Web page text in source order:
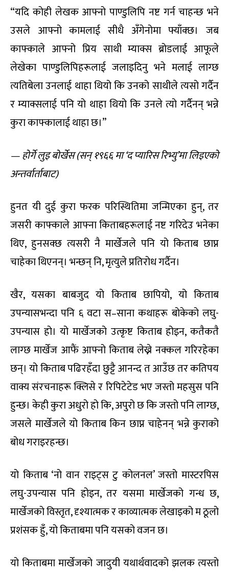
“यदि कोही लेखक आफ्नो पाण्डुलिपि नष्ट गर्न चाहन्छ भने
उसले आफ्नो कामलाई सीधै अँगेनोमा फ्याँक्छ। जब
काफ्काले आफ्नो प्रिय साथी म्याक्स ब्रोडलाई आफूले
लेखेका पाण्डुलिपिहरूलाई जलाइदिनु भने मलाई लाग्छ
त्यतिबेला उनलाई थाहा थियो कि उनको साथीले त्यसो गर्दैन
र म्याक्सलाई पनि यो थाहा थियो कि उनले त्यो गर्दैनन् भन्ने
कुरा काफ्कालाई थाहा छ।”
—होर्गे लुइ बोर्खेस (सन् १९६६ मा ‘द प्यारिस रिभ्यु’मा लिइएको
अन्तर्वार्ताबाट)
हुनत यी दुई कुरा फरक परिस्थितिमा जन्मिएका हुन्, तर
जसरी काफ्काले आफ्ना किताबहरूलाई नष्ट गरिदेउ भनेका
थिए, हुनसक्छ त्यसरी नै मार्खेजले पनि यो किताब छाप्न
चाहेका थिएनन्। भन्छन् नि, मृत्युले प्रतिरोध गर्दैन।
खैर, यसका बाबजुद यो किताब छापियो, यो किताब
उपन्यासभन्दा पनि ६ वटा स–साना कथाहरू बोकेको लघु-
उपन्यास हो। यो मार्खेजको उत्कृष्ट किताब होइन, कतैकतै
लाग्छ मार्खेज आफैं आफ्नो किताब लेख्ने नक्कल गरिरहेका
छन्। यो किताब पढिरहँदा छुट्टै आनन्द त आउँछ तर कतिपय
वाक्य संरचनाहरू क्लिसे र रिपिटेटेड भए जस्तो महसुस पनि
हुन्छ। केही कुरा अधुरो हो कि, अपुरो छ कि जस्तो पनि लाग्छ,
जसले मार्खेजले यो किताब किन छाप्न चाहेनन् भन्ने कुराको
बोध गराइरहन्छ।
यो किताब ‘नो वान राइट्स टु कोलनल’ जस्तो मास्टरपिस
लघु-उपन्यास पनि होइन, तर यसमा मार्खेजको गन्ध छ,
मार्खेजको विस्तृत, दृश्यात्मक र काव्यात्मक लेखाइको म ठूलो
प्रशंसक हुँ, यो किताबमा पनि यसको वजन छ।
यो किताबमा मार्खेजको जादुयी यथार्थवादको झलक त्यस्तो